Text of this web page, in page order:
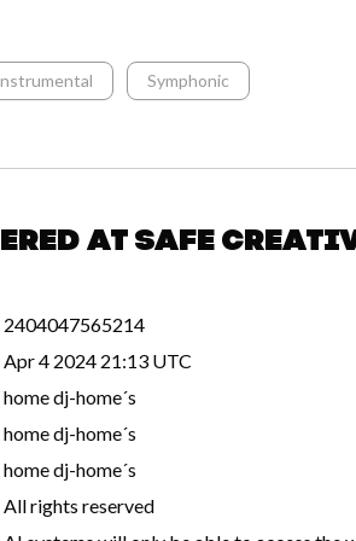
Symphonic
at Safe
2404047565214
Apr 4 2024 21:13 UTC
home dj-home´s
home dj-home´s
home dj-home´s
All rights reserved